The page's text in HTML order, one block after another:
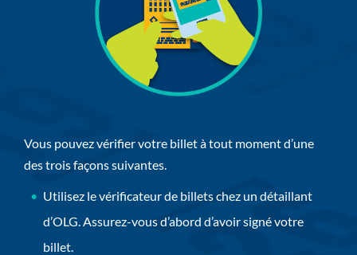
Vous pouvez vérifier votre billet à tout moment d’une
des trois façons suivantes.
Utilisez le vérificateur de billets chez un détaillant
d’OLG. Assurez-vous d’abord d’avoir signé votre
billet.